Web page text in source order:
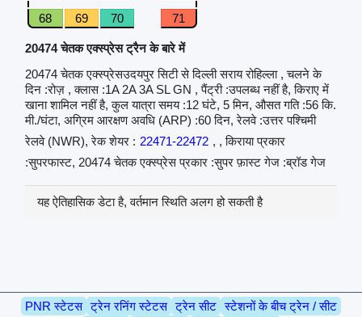
68 69 70 71
20474 चेतक एक्स्प्रेस ट्रैन के बारे में
20474 चेतक एक्स्प्रेसउदयपुर सिटी से दिल्ली सराय रोहिल्ला , चलने के
दिन :रोज़ , क्लास :1A 2A 3A SL GN , पैंट्री :उपलब्ध नहीं है, किराए में
खाना शामिल नहीं है, कुल यात्रा समय :12 घंटे, 5 मिन, औसत गति :56 कि.
मी./घंटा, अग्रिम आरक्षण अवधि (ARP) :60 दिन, रेलवे :उत्तर पश्चिमी
रेलवे (NWR), रेक शेयर : 22471-22472 , , किराया प्रकार
:सुपरफास्ट, 20474 चेतक एक्स्प्रेस प्रकार :सुपर फ़ास्ट गेज :ब्रॉड गेज
यह ऐतिहासिक डेटा है, वर्तमान स्थिति अलग हो सकती है
PNR स्टेटस ट्रेन रनिंग स्टेटस ट्रेन सीट स्टेशनों के बीच ट्रेन / सीट